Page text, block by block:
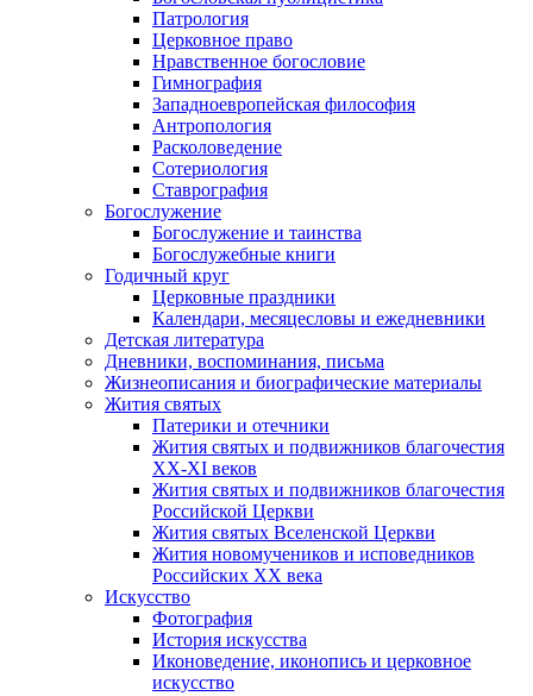
Патрология
Церковное право
Нравственное богословие
Гимнография
Западноевропейская философия
Антропология
Расколоведение
Сотериология
Ставрография
Богослужение
Богослужение и таинства
Богослужебные книги
Годичный круг
Церковные праздники
Календари, месяцесловы и ежедневники
Детская литература
Дневники, воспоминания, письма
Жизнеописания и биографические материалы
Жития святых
Патерики и отечники
Жития святых и подвижников благочестия
ХХ-XI веков
Жития святых и подвижников благочестия
Российской Церкви
Жития святых Вселенской Церкви
Жития новомучеников и исповедников
Российских ХХ века
Искусство
Фотография
История искусства
Иконоведение, иконопись и церковное
искусство